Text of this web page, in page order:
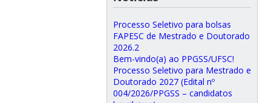
Processo Seletivo para bolsas
FAPESC de Mestrado e Doutorado
2026.2
Bem-vindo(a) ao PPGSS/UFSC!
Processo Seletivo para Mestrado e
Doutorado 2027 (Edital nº
004/2026/PPGSS – candidatos